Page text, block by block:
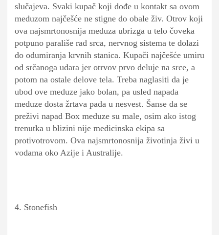
slučajeva. Svaki kupač koji dođe u kontakt sa ovom
meduzom najčešće ne stigne do obale živ. Otrov koji
ova najsmrtonosnija meduza ubrizga u telo čoveka
potpuno parališe rad srca, nervnog sistema te dolazi
do odumiranja krvnih stanica. Kupači najčešće umiru
od srčanoga udara jer otrvov prvo deluje na srce, a
potom na ostale delove tela. Treba naglasiti da je
ubod ove meduze jako bolan, pa usled napada
meduze dosta žrtava pada u nesvest. Šanse da se
preživi napad Box meduze su male, osim ako istog
trenutka u blizini nije medicinska ekipa sa
protivotrovom. Ova najsmrtonosnija životinja živi u
vodama oko Azije i Australije.
4. Stonefish